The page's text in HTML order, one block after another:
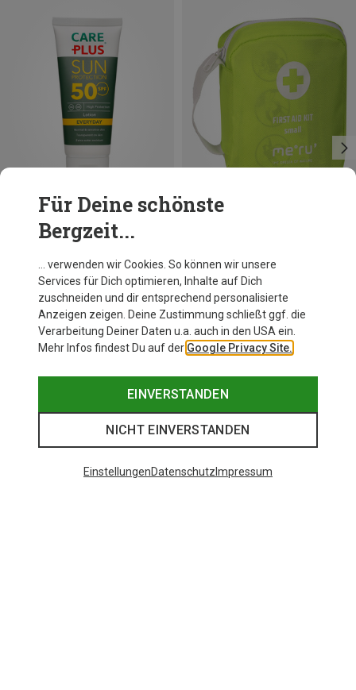
Care Plus
Sun Protection Everyday Lotion SPF50+
100ML
Für Deine schönste
Bergzeit...
… verwenden wir Cookies. So können wir unsere
Services für Dich optimieren, Inhalte auf Dich
zuschneiden und dir entsprechend personalisierte
Anzeigen zeigen. Deine Zustimmung schließt ggf. die
Verarbeitung Deiner Daten u.a. auch in den USA ein.
Mehr Infos findest Du auf der Google Privacy Site.
EINVERSTANDEN
NICHT EINVERSTANDEN
EinstellungenDatenschutz Impressum